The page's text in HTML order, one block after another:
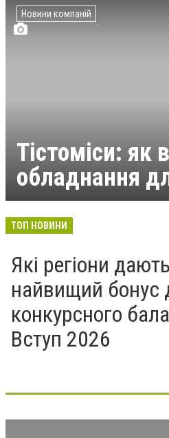
Новини компаній
Тістоміси: як
обладнання
ТОП НОВИНИ
Які регіони дають
найвищий бонус
конкурсного
Вступ 2026